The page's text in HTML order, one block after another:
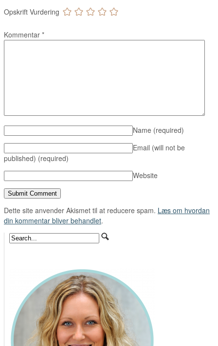
Opskrift Vurdering
Kommentar *
Name (required)
Email (will not be
published) (required)
Website
Dette site anvender Akismet til at reducere spam. Læs om hvordan
din kommentar bliver behandlet.